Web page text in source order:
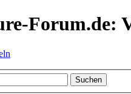
Forum.de: